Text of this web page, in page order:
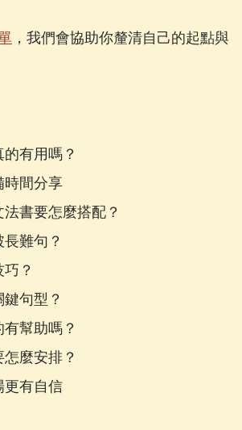
，我們會協助你釐清自己的起點與
有用嗎？
時間分享
書要怎麼搭配？
難句？
？
句型？
幫助嗎？
麼安排？
更有自信